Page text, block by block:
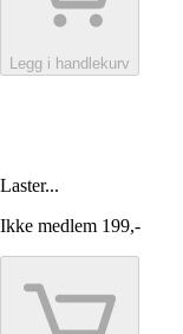
Legg i handlekurv
Laster...
Ikke medlem 199,-